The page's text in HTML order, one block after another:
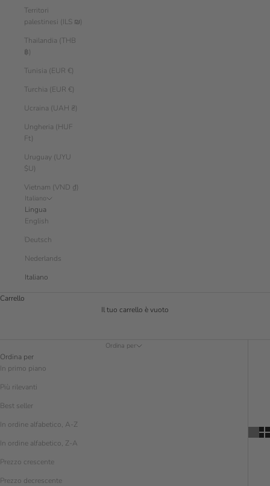
Territori
palestinesi (ILS ₪)
Thailandia (THB
฿)
Tunisia (EUR €)
Turchia (EUR €)
Ucraina (UAH ₴)
Ungheria (HUF
Ft)
Uruguay (UYU
$U)
Vietnam (VND ₫)
Italiano
Lingua
English
Deutsch
Nederlands
Italiano
Carrello
Il tuo carrello è vuoto
Ordina per
Ordina per
In primo piano
Più rilevanti
Best seller
In ordine alfabetico, A-Z
In ordine alfabetico, Z-A
Prezzo crescente
Prezzo decrescente